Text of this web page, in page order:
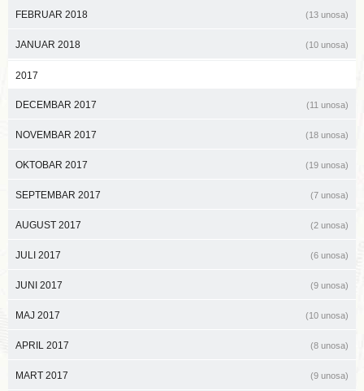
FEBRUAR 2018 (13 unosa)
JANUAR 2018 (10 unosa)
2017
DECEMBAR 2017 (11 unosa)
NOVEMBAR 2017 (18 unosa)
OKTOBAR 2017 (19 unosa)
SEPTEMBAR 2017 (7 unosa)
AUGUST 2017 (2 unosa)
JULI 2017 (6 unosa)
JUNI 2017 (9 unosa)
MAJ 2017 (10 unosa)
APRIL 2017 (8 unosa)
MART 2017 (9 unosa)